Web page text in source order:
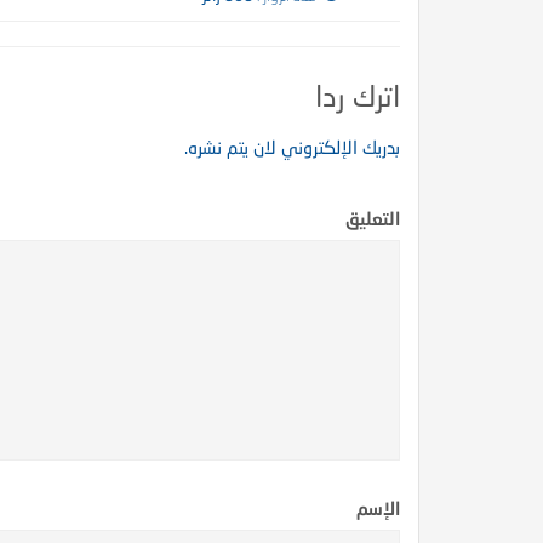
اترك ردا
بدريك الإلكتروني لان يتم نشره.
التعليق
الإسم